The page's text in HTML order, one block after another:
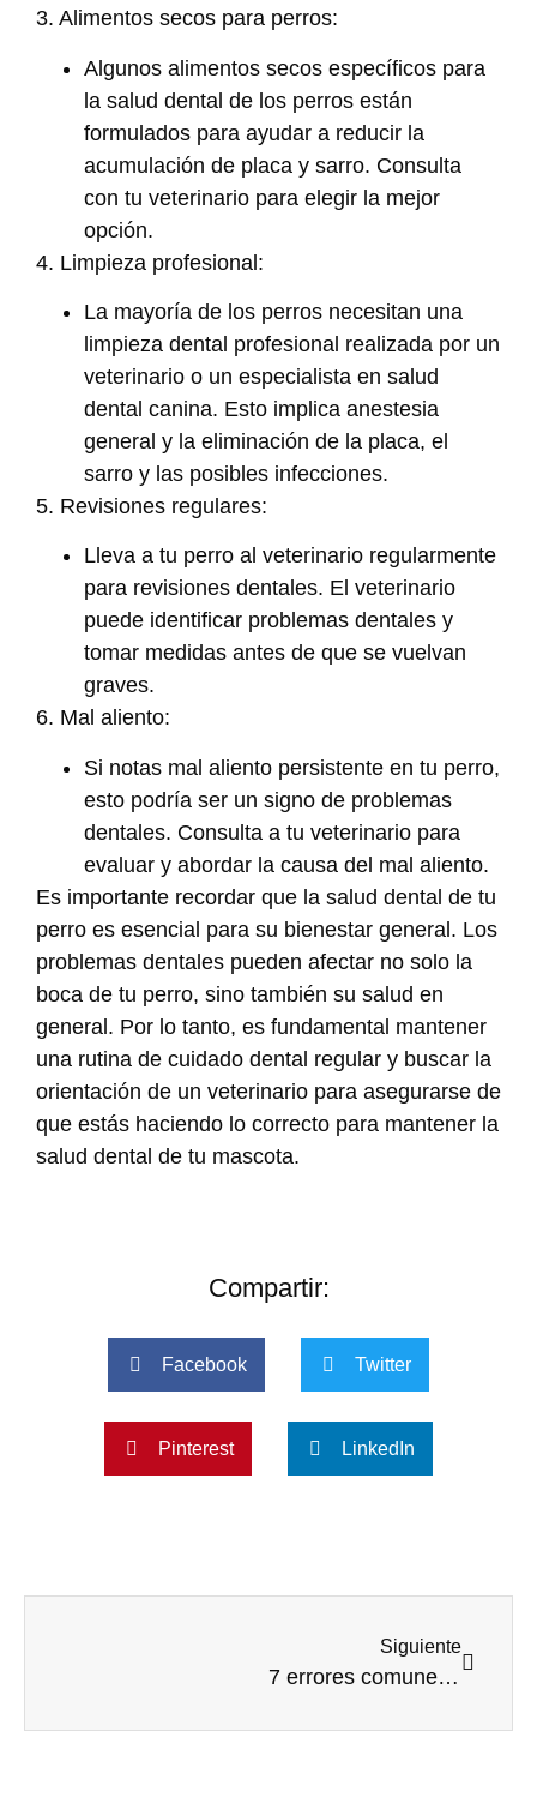
3. Alimentos secos para perros:
Algunos alimentos secos específicos para
la salud dental de los perros están
formulados para ayudar a reducir la
acumulación de placa y sarro. Consulta
con tu veterinario para elegir la mejor
opción.
4. Limpieza profesional:
La mayoría de los perros necesitan una
limpieza dental profesional realizada por un
veterinario o un especialista en salud
dental canina. Esto implica anestesia
general y la eliminación de la placa, el
sarro y las posibles infecciones.
5. Revisiones regulares:
Lleva a tu perro al veterinario regularmente
para revisiones dentales. El veterinario
puede identificar problemas dentales y
tomar medidas antes de que se vuelvan
graves.
6. Mal aliento:
Si notas mal aliento persistente en tu perro,
esto podría ser un signo de problemas
dentales. Consulta a tu veterinario para
evaluar y abordar la causa del mal aliento.
Es importante recordar que la salud dental de tu
perro es esencial para su bienestar general. Los
problemas dentales pueden afectar no solo la
boca de tu perro, sino también su salud en
general. Por lo tanto, es fundamental mantener
una rutina de cuidado dental regular y buscar la
orientación de un veterinario para asegurarse de
que estás haciendo lo correcto para mantener la
salud dental de tu mascota.
Compartir:
Facebook Twitter
Pinterest LinkedIn
Siguiente
7 errores comunes al desparasitar a tu mascota